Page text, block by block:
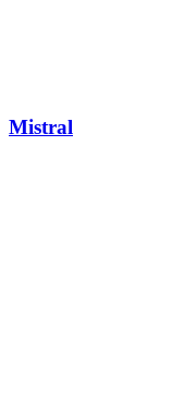
Mistral